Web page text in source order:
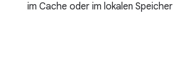
im Cache oder im lokalen